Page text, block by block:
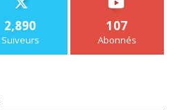
2,890
Suiveurs
107
Abonnés